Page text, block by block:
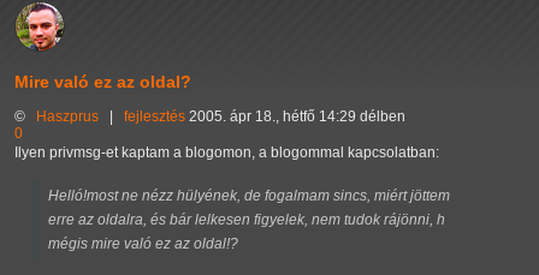
Mire való ez az oldal?
© Haszprus fejlesztés 2005. ápr 18., hétfő 14:29 délben
0
Ilyen privmsg-et kaptam a blogomon, a blogommal kapcsolatban:
Helló!most ne nézz hülyének, de fogalmam sincs, miért jöttem
erre az oldalra, és bár lelkesen figyelek, nem tudok rájönni, h
mégis mire való ez az oldal!?